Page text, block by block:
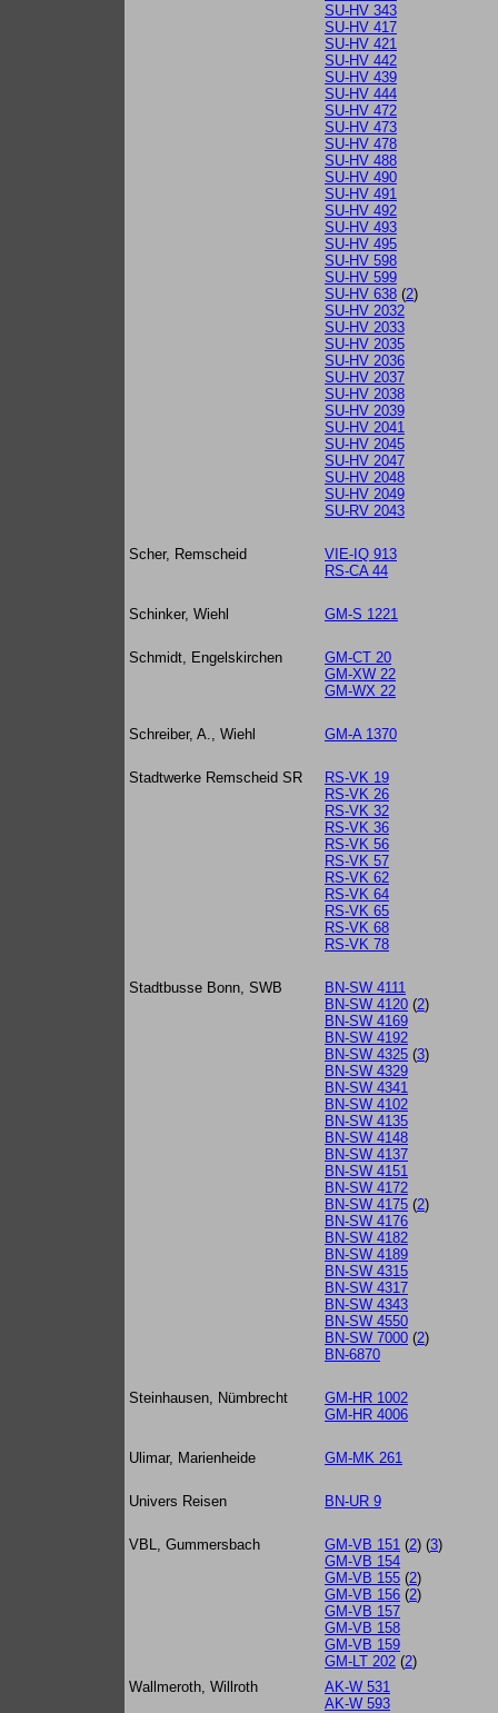
SU-HV 343
SU-HV 417
SU-HV 421
SU-HV 442
SU-HV 439
SU-HV 444
SU-HV 472
SU-HV 473
SU-HV 478
SU-HV 488
SU-HV 490
SU-HV 491
SU-HV 492
SU-HV 493
SU-HV 495
SU-HV 598
SU-HV 599
SU-HV 638 (2)
SU-HV 2032
SU-HV 2033
SU-HV 2035
SU-HV 2036
SU-HV 2037
SU-HV 2038
SU-HV 2039
SU-HV 2041
SU-HV 2045
SU-HV 2047
SU-HV 2048
SU-HV 2049
SU-RV 2043
Scher, Remscheid
VIE-IQ 913
RS-CA 44
Schinker, Wiehl GM-S 1221
Schmidt, Engelskirchen
GM-CT 20
GM-XW 22
GM-WX 22
Schreiber, A., Wiehl GM-A 1370
Stadtwerke Remscheid SR
RS-VK 19
RS-VK 26
RS-VK 32
RS-VK 36
RS-VK 56
RS-VK 57
RS-VK 62
RS-VK 64
RS-VK 65
RS-VK 68
RS-VK 78
Stadtbusse Bonn, SWB
BN-SW 4111
BN-SW 4120 (2)
BN-SW 4169
BN-SW 4192
BN-SW 4325 (3)
BN-SW 4329
BN-SW 4341
BN-SW 4102
BN-SW 4135
BN-SW 4148
BN-SW 4137
BN-SW 4151
BN-SW 4172
BN-SW 4175 (2)
BN-SW 4176
BN-SW 4182
BN-SW 4189
BN-SW 4315
BN-SW 4317
BN-SW 4343
BN-SW 4550
BN-SW 7000 (2)
BN-6870
Steinhausen, Nümbrecht
GM-HR 1002
GM-HR 4006
Ulimar, Marienheide GM-MK 261
Univers Reisen BN-UR 9
VBL, Gummersbach GM-VB 151 (2) (3)
GM-VB 154
GM-VB 155 (2)
GM-VB 156 (2)
GM-VB 157
GM-VB 158
GM-VB 159
GM-LT 202 (2)
Wallmeroth, Willroth
AK-W 531
AK-W 593